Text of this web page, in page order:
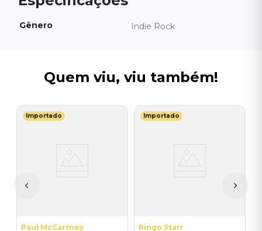
Gênero Indie Rock
Quem viu, viu também!
Importado
Paul McCartney
Importado
Ringo Starr